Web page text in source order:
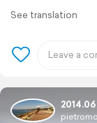
See translation